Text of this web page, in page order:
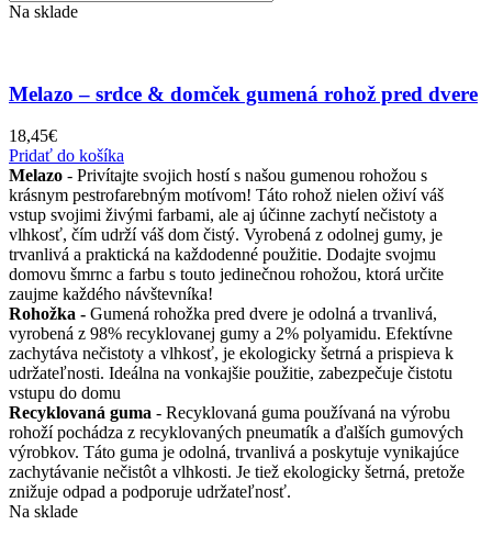
Na sklade
Melazo – srdce & domček gumená rohož pred dvere
18,45€
Pridať do košíka
Melazo - Privítajte svojich hostí s našou gumenou rohožou s
krásnym pestrofarebným motívom! Táto rohož nielen oživí váš
vstup svojimi živými farbami, ale aj účinne zachytí nečistoty a
vlhkosť, čím udrží váš dom čistý. Vyrobená z odolnej gumy, je
trvanlivá a praktická na každodenné použitie. Dodajte svojmu
domovu šmrnc a farbu s touto jedinečnou rohožou, ktorá určite
zaujme každého návštevníka!
Rohožka - Gumená rohožka pred dvere je odolná a trvanlivá,
vyrobená z 98% recyklovanej gumy a 2% polyamidu. Efektívne
zachytáva nečistoty a vlhkosť, je ekologicky šetrná a prispieva k
udržateľnosti. Ideálna na vonkajšie použitie, zabezpečuje čistotu
vstupu do domu
Recyklovaná guma - Recyklovaná guma používaná na výrobu
rohoží pochádza z recyklovaných pneumatík a ďalších gumových
výrobkov. Táto guma je odolná, trvanlivá a poskytuje vynikajúce
zachytávanie nečistôt a vlhkosti. Je tiež ekologicky šetrná, pretože
znižuje odpad a podporuje udržateľnosť.
Na sklade